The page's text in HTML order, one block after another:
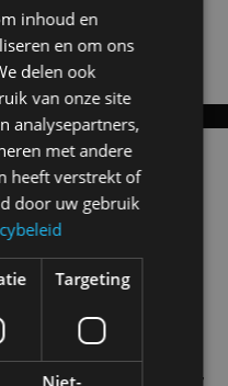
2026?
26 september
iX3 vs Volvo EX60 – Welke
eert 60 jaar Miura met
laadkabel: nergens voor nodig,
inhoud en
en om ons
delen ook
van onze site
analysepartners,
met andere
heeft verstrekt of
door uw gebruik
Targeting
Niet-